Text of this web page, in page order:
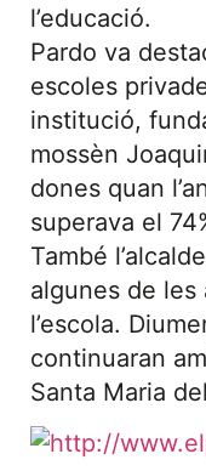
l’educació.
Pardo va
escoles
institució,
mossèn
dones quan
superava el
També
algunes de
l’escola.
continuaran
Santa Maria